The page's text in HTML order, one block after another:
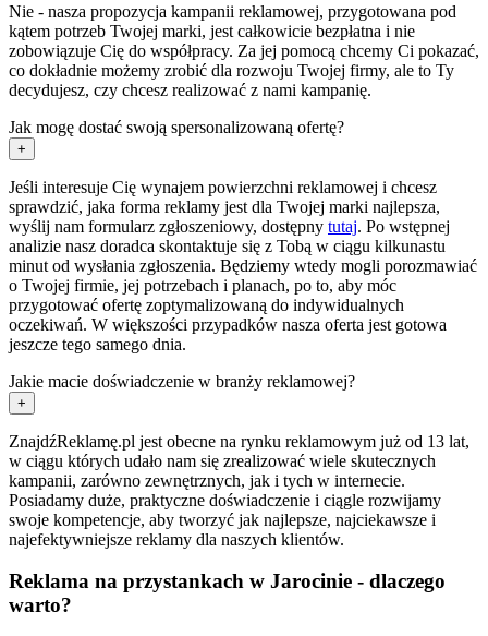
Nie - nasza propozycja kampanii reklamowej, przygotowana pod
kątem potrzeb Twojej marki, jest całkowicie bezpłatna i nie
zobowiązuje Cię do współpracy. Za jej pomocą chcemy Ci pokazać,
co dokładnie możemy zrobić dla rozwoju Twojej firmy, ale to Ty
decydujesz, czy chcesz realizować z nami kampanię.
Jak mogę dostać swoją spersonalizowaną ofertę?
+
Jeśli interesuje Cię wynajem powierzchni reklamowej i chcesz
sprawdzić, jaka forma reklamy jest dla Twojej marki najlepsza,
wyślij nam formularz zgłoszeniowy, dostępny tutaj. Po wstępnej
analizie nasz doradca skontaktuje się z Tobą w ciągu kilkunastu
minut od wysłania zgłoszenia. Będziemy wtedy mogli porozmawiać
o Twojej firmie, jej potrzebach i planach, po to, aby móc
przygotować ofertę zoptymalizowaną do indywidualnych
oczekiwań. W większości przypadków nasza oferta jest gotowa
jeszcze tego samego dnia.
Jakie macie doświadczenie w branży reklamowej?
+
ZnajdźReklamę.pl jest obecne na rynku reklamowym już od 13 lat,
w ciągu których udało nam się zrealizować wiele skutecznych
kampanii, zarówno zewnętrznych, jak i tych w internecie.
Posiadamy duże, praktyczne doświadczenie i ciągle rozwijamy
swoje kompetencje, aby tworzyć jak najlepsze, najciekawsze i
najefektywniejsze reklamy dla naszych klientów.
Reklama na przystankach w Jarocinie - dlaczego
warto?